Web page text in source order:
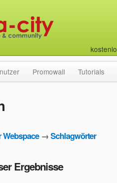
Promowall Tutorials
→Schlagwörter
Ergebnisse